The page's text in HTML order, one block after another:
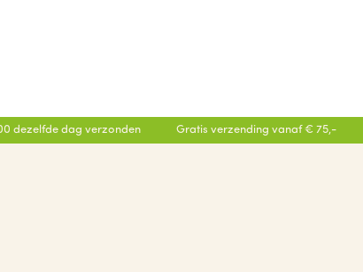
dezelfde dag verzonden Gratis verzending vanaf € 75,-